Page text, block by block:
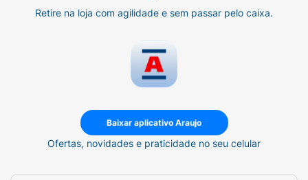
Retire na loja com agilidade e sem passar pelo caixa.
Baixar aplicativo Araujo
Ofertas, novidades e praticidade no seu celular